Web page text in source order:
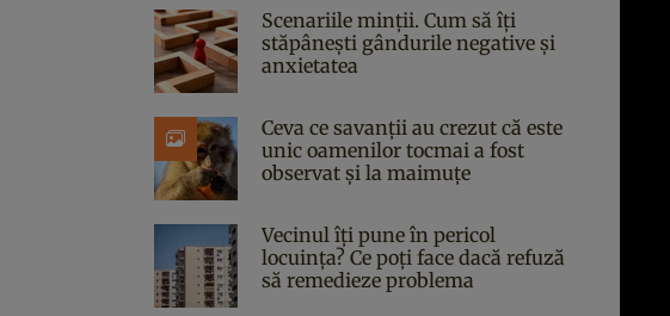
Scenariile minții. Cum să îți
stăpânești gândurile negative și
anxietatea
Ceva ce savanții au crezut că este
unic oamenilor tocmai a fost
observat și la maimuțe
Vecinul îți pune în pericol
locuința? Ce poți face dacă refuză
să remedieze problema